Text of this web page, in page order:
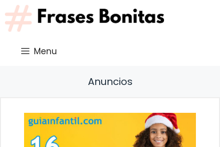
Saltar
al
contenido
Menu
Anuncios